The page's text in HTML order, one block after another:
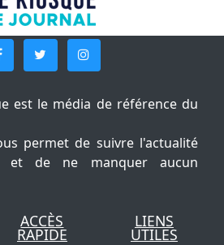
est le média de référence du
permet de suivre l'actualité
et de ne manquer aucun
ACCÈS
RAPIDE
LIENS
UTILES